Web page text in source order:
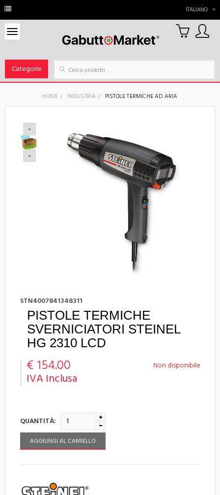
ITALIANO
Categorie
0
Carrello
HOME INDUSTRIA PISTOLE TERMICHE AD ARIA
STN4007841348311
PISTOLE TERMICHE
SVERNICIATORI STEINEL
HG 2310 LCD
Non disponibile
€ 154.00
IVA Inclusa
QUANTITÀ:
AGGIUNGI AL CARRELLO